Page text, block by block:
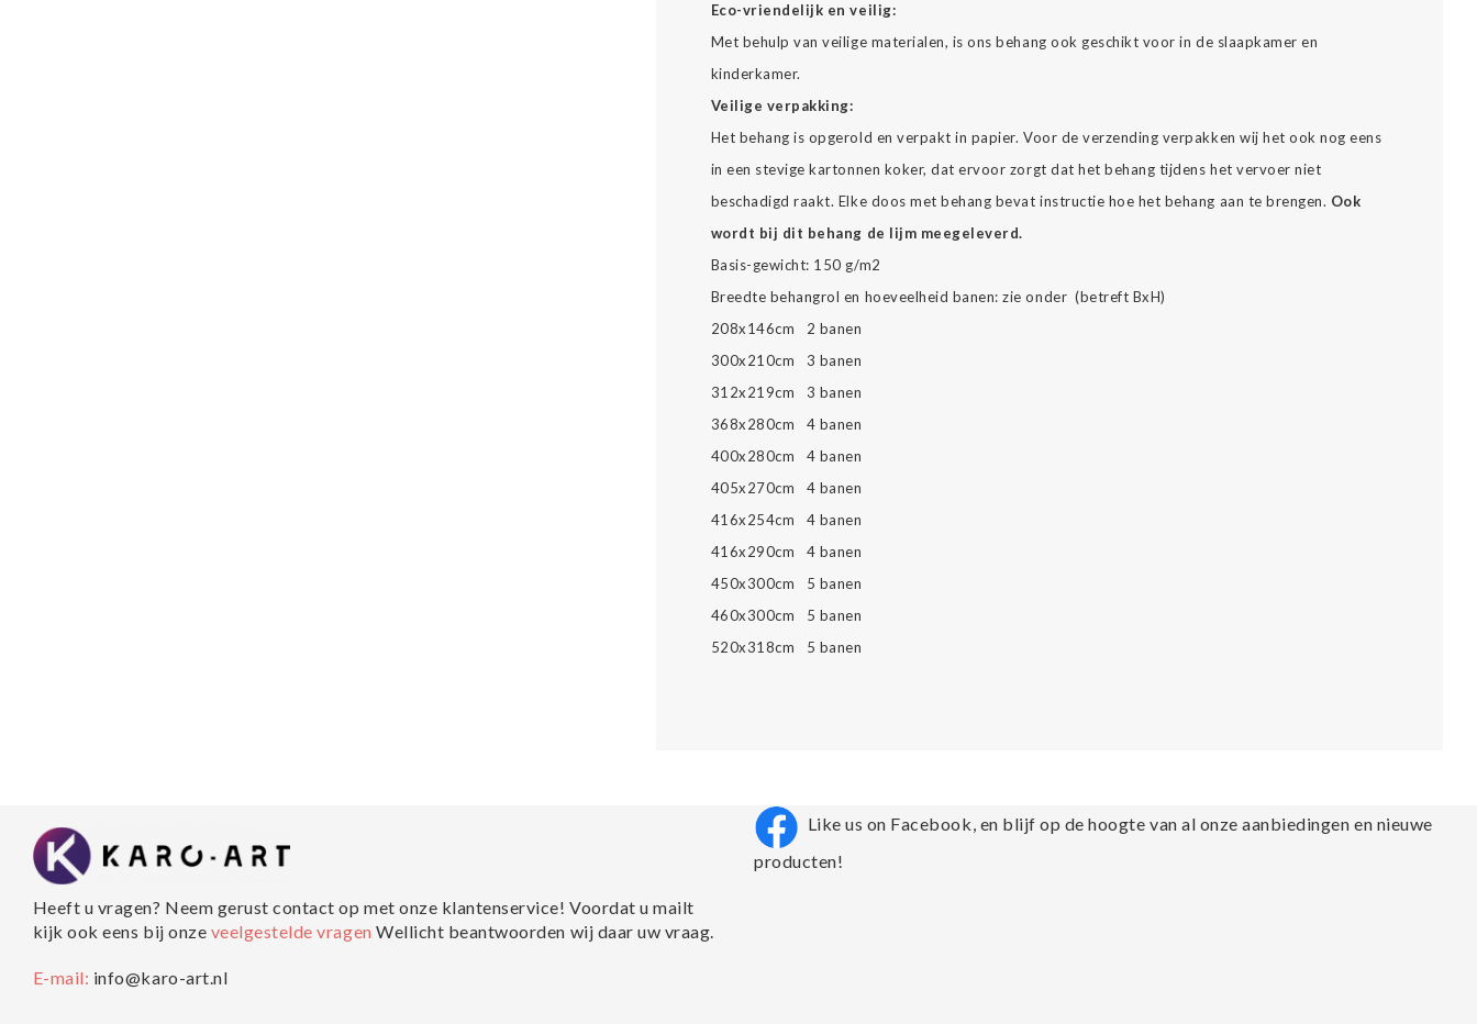
Eco-vriendelijk en veilig:
Met behulp van veilige materialen, is ons behang ook geschikt voor in de slaapkamer en
kinderkamer.
Veilige verpakking:
Het behang is opgerold en verpakt in papier. Voor de verzending verpakken wij het ook nog eens
in een stevige kartonnen koker, dat ervoor zorgt dat het behang tijdens het vervoer niet
beschadigd raakt. Elke doos met behang bevat instructie hoe het behang aan te brengen. Ook
wordt bij dit behang de lijm meegeleverd.
Basis-gewicht: 150 g/m2
Breedte behangrol en hoeveelheid banen: zie onder (betreft BxH)
208x146cm 2 banen
300x210cm 3 banen
312x219cm 3 banen
368x280cm 4 banen
400x280cm 4 banen
405x270cm 4 banen
416x254cm 4 banen
416x290cm 4 banen
450x300cm 5 banen
460x300cm 5 banen
520x318cm 5 banen
Heeft u vragen? Neem gerust contact op met onze klantenservice! Voordat u mailt
kijk ook eens bij onze veelgestelde vragenWellicht beantwoorden wij daar uw vraag.
E-mail: info@karo-art.nl
Like us on Facebook, en blijf op de hoogte van al onze aanbiedingen en nieuwe
producten!